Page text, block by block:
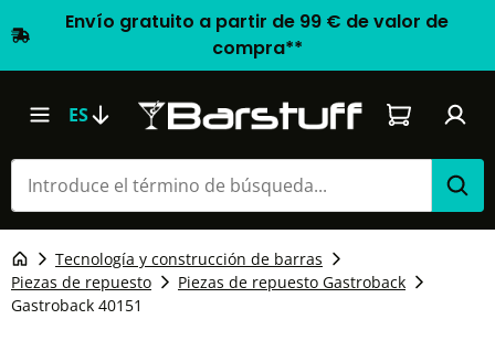
Envío gratuito a partir de 99 € de valor de
compra**
ES El carrito
Tecnología y construcción de barras
Piezas de repuesto
Piezas de repuesto Gastroback
Gastroback 40151